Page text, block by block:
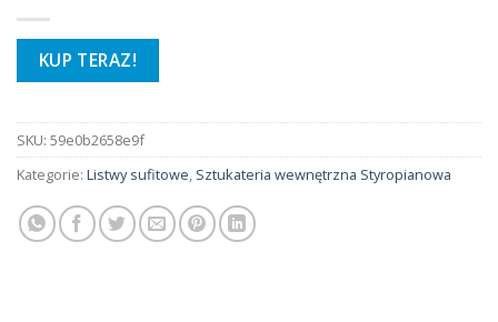
KUP TERAZ!
SKU: 59e0b2658e9f
Kategorie: Listwy sufitowe, Sztukateria wewnętrzna Styropianowa